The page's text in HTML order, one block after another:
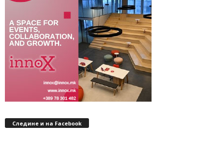
Следине и на Facebook